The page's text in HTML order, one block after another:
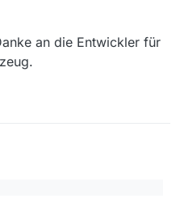
an die Entwickler für